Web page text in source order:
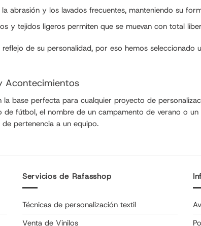
abrasión y los lavados frecuentes, manteniendo su
y tejidos ligeros permiten que se muevan con total
de su personalidad, por eso hemos
Acontecimientos
la base perfecta para cualquier proyecto de
fútbol, el nombre de un campamento de verano o
pertenencia a un equipo.
Servicios de Rafasshop
Técnicas de personalización textil
Venta de Vinilos